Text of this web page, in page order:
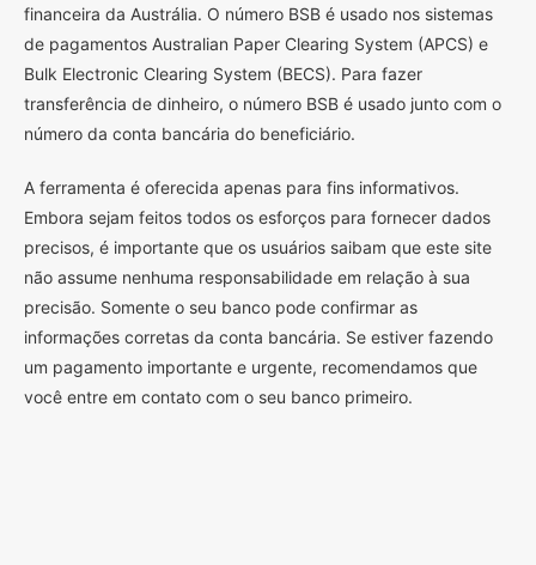
financeira da Austrália. O número BSB é usado nos sistemas
de pagamentos Australian Paper Clearing System (APCS) e
Bulk Electronic Clearing System (BECS). Para fazer
transferência de dinheiro, o número BSB é usado junto com o
número da conta bancária do beneficiário.
A ferramenta é oferecida apenas para fins informativos.
Embora sejam feitos todos os esforços para fornecer dados
precisos, é importante que os usuários saibam que este site
não assume nenhuma responsabilidade em relação à sua
precisão. Somente o seu banco pode confirmar as
informações corretas da conta bancária. Se estiver fazendo
um pagamento importante e urgente, recomendamos que
você entre em contato com o seu banco primeiro.